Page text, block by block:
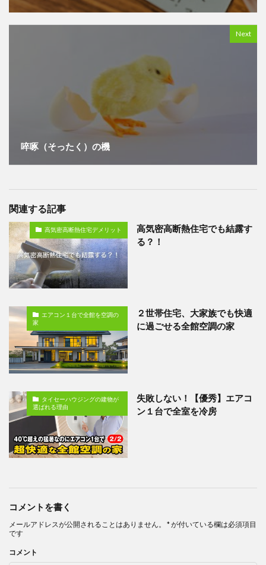
Next
啐啄（そったく）の機
関連する記事
高気密高断熱住宅デメリット
高気密高断熱住宅でも結露す
る？！
エアコン１台で全館を空調の
家
２世帯住宅、大家族でも快適
に過ごせる全館空調の家
タイセーハウジングの建物が
選ばれる理由
失敗しない！【優秀】エアコ
ン１台で全室を冷房
コメントを書く
メールアドレスが公開されることはありません。 *が付いている欄は必須項目
です
コメント